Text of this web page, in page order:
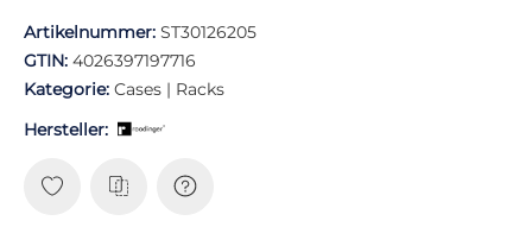
Artikelnummer: ST30126205
GTIN: 4026397197716
Kategorie: Cases | Racks
Hersteller: